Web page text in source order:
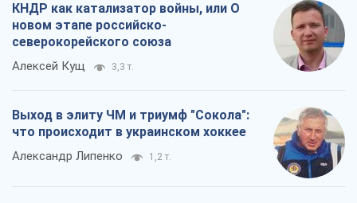
КНДР как катализатор войны, или О
новом этапе российско-
северокорейского союза
Алексей Кущ 3,3 т.
Выход в элиту ЧМ и триумф "Сокола":
что происходит в украинском хоккее
Александр Липенко 1,2 т.